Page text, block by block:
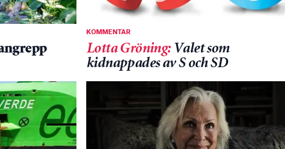
KOMMENTAR
Lotta Gröning: Valet som
kidnappades av S och SD